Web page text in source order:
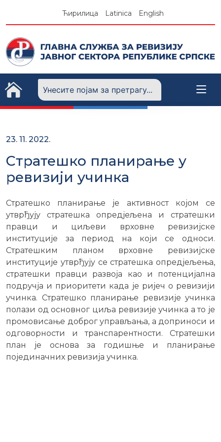
Ћирилица Latinica English
23. 11. 2022.
Стратешко планирање у
ревизији учинка
Стратешко планирање је активност којом се
утврђују стратешка опредјељена и стратешки
правци и циљеви врховне ревизијске
институције за период на који се односи.
Стратешким планом врховне ревизијске
институције утврђују се стратешка опредјељења,
стратешки правци развоја као и потенцијална
подручја и приоритети када је ријеч о ревизији
учинка. Стратешко планирање ревизије учинка
полази од основног циља ревизије учинка а то је
промовисање доброг управљања, а доприноси и
одговорности и транспарентности. Стратешки
план је основа за годишње и планирање
појединачних ревизија учинка.